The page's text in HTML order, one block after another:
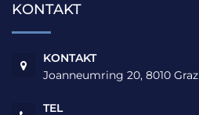
KONTAKT
KONTAKT
Joanneumring 20, 8010 Graz
TEL